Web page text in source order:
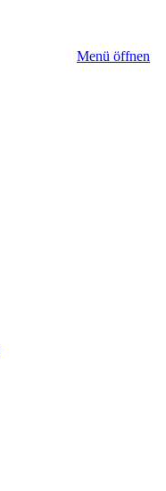
Menü öffnen